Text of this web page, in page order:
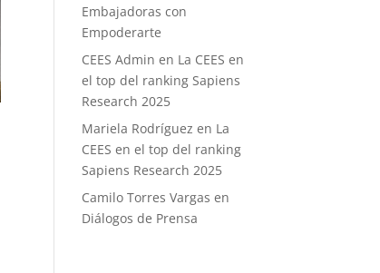
Embajadoras con
Empoderarte
CEES Admin en La CEES en
el top del ranking Sapiens
Research 2025
Mariela Rodríguez en La
CEES en el top del ranking
Sapiens Research 2025
Camilo Torres Vargas en
Diálogos de Prensa